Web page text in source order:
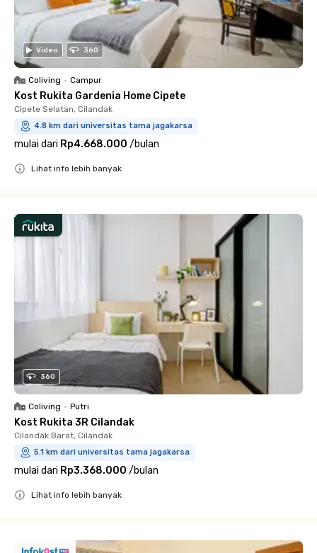
Video 360
Coliving • Campur
Kost Rukita Gardenia Home Cipete
Cipete Selatan, Cilandak
4.8 km dari universitas tama jagakarsa
mulai dari Rp4.668.000 /bulan
Lihat info lebih banyak
360
Coliving • Putri
Kost Rukita 3R Cilandak
Cilandak Barat, Cilandak
5.1 km dari universitas tama jagakarsa
mulai dari Rp3.368.000 /bulan
Lihat info lebih banyak